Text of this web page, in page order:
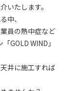
いたします。
中、
員の熱中症など
GOLD WIND」
井に施工すれば